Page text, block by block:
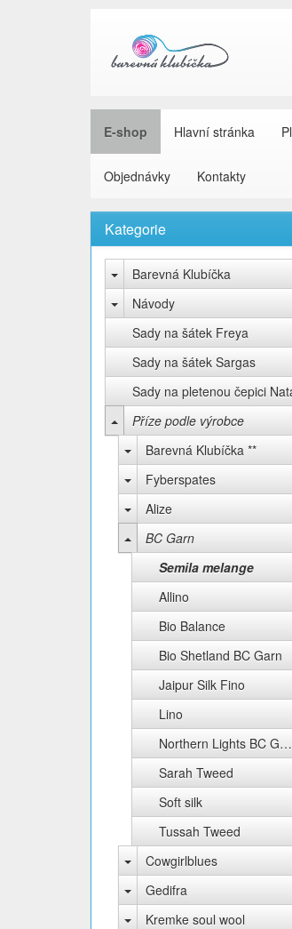
E-shop Hlavní stránka
Objednávky Kontakty
Kategorie
Barevná Klubíčka
Návody
Sady na šátek Freya
Sady na šátek Sargas
Sady na pletenou čepici
Příze podle výrobce
Barevná Klubíčka **
Fyberspates
Alize
BC Garn
Semila melange
Allino
Bio Balance
Bio Shetland BC Garn
Jaipur Silk Fino
Lino
Northern Lights BC Garn
Sarah Tweed
Soft silk
Tussah Tweed
Cowgirlblues
Gedifra
Kremke soul wool